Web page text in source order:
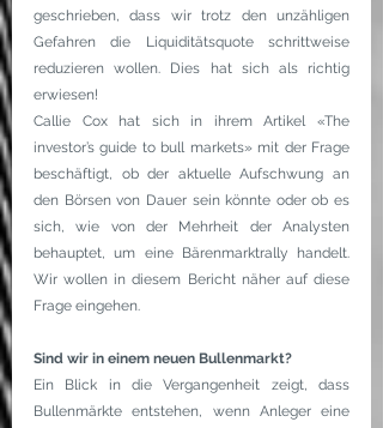
geschrieben, dass wir trotz den unzähligen
Gefahren die Liquiditätsquote schrittweise
reduzieren wollen. Dies hat sich als richtig
erwiesen!
Callie Cox hat sich in ihrem Artikel «The
investor’s guide to bull markets» mit der Frage
beschäftigt, ob der aktuelle Aufschwung an
den Börsen von Dauer sein könnte oder ob es
sich, wie von der Mehrheit der Analysten
behauptet, um eine Bärenmarktrally handelt.
Wir wollen in diesem Bericht näher auf diese
Frage eingehen.
Sind wir in einem neuen Bullenmarkt?
Ein Blick in die Vergangenheit zeigt, dass
Bullenmärkte entstehen, wenn Anleger eine